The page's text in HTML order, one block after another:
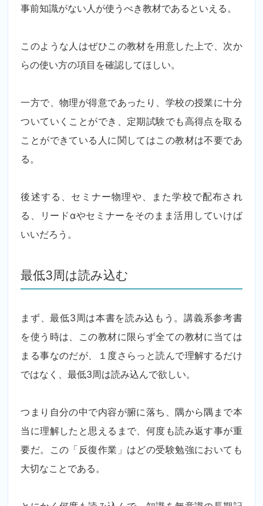
事前知識がない人が使うべき教材であるといえる。
このような人はぜひこの教材を用意した上で、次か
らの使い方の項目を確認してほしい。
一方で、物理が得意であったり、学校の授業に十分
ついていくことができ、定期試験でも高得点を取る
ことができている人に関してはこの教材は不要であ
る。
後述する、セミナー物理や、また学校で配布され
る、リードαやセミナーをそのまま活用していけば
いいだろう。
最低3周は読み込む
まず、最低3周は本書を読み込もう。講義系参考書
を使う時は、この教材に限らず全ての教材に当ては
まる事なのだが、１度さらっと読んで理解するだけ
ではなく、最低3周は読み込んで欲しい。
つまり自分の中で内容が腑に落ち、隅から隅まで本
当に理解したと思えるまで、何度も読み返す事が重
要だ。この「反復作業」はどの受験勉強においても
大切なことである。